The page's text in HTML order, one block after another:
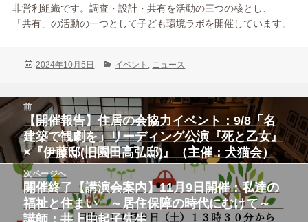
非営利組織です。調査・設計・共有を活動の三つの核とし、
「共有」の活動の一つとして子ども環境ラボを開催しています。
投
2024年10月5日
カ
リ
ー
イベント , ニュース
投
稿
ー
シ
前
前
の
投
稿:
【開催報告】住居の会協力イベント：9/8「名
建築で観劇を」リーディング公演『死と乙女』
×『伊藤邸(旧園田高弘邸)』（主催：犬猫会）
次ページへ
次
の
投
開催終了【講演会案内】11月9日開催：私達の
福祉と住まい ～居住保障の時代にむけて～
講師：井上由起子先生